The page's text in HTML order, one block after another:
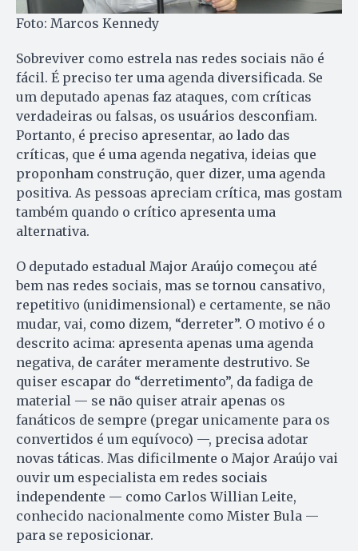
Foto: Marcos Kennedy
Sobreviver como estrela nas redes sociais não é
fácil. É preciso ter uma agenda diversificada. Se
um deputado apenas faz ataques, com críticas
verdadeiras ou falsas, os usuários desconfiam.
Portanto, é preciso apresentar, ao lado das
críticas, que é uma agenda negativa, ideias que
proponham construção, quer dizer, uma agenda
positiva. As pessoas apreciam crítica, mas gostam
também quando o crítico apresenta uma
alternativa.
O deputado estadual Major Araújo começou até
bem nas redes sociais, mas se tornou cansativo,
repetitivo (unidimensional) e certamente, se não
mudar, vai, como dizem, “derreter”. O motivo é o
descrito acima: apresenta apenas uma agenda
negativa, de caráter meramente destrutivo. Se
quiser escapar do “derretimento”, da fadiga de
material — se não quiser atrair apenas os
fanáticos de sempre (pregar unicamente para os
convertidos é um equívoco) —, precisa adotar
novas táticas. Mas dificilmente o Major Araújo vai
ouvir um especialista em redes sociais
independente — como Carlos Willian Leite,
conhecido nacionalmente como Mister Bula —
para se reposicionar.